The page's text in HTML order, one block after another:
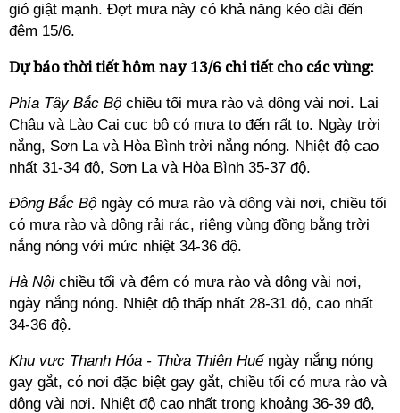
gió giật mạnh. Đợt mưa này có khả năng kéo dài đến
đêm 15/6.
Dự báo thời tiết hôm nay 13/6 chi tiết cho các vùng:
Phía Tây Bắc Bộ chiều tối mưa rào và dông vài nơi. Lai
Châu và Lào Cai cục bộ có mưa to đến rất to. Ngày trời
nắng, Sơn La và Hòa Bình trời nắng nóng. Nhiệt độ cao
nhất 31-34 độ, Sơn La và Hòa Bình 35-37 độ.
Đông Bắc Bộ ngày có mưa rào và dông vài nơi, chiều tối
có mưa rào và dông rải rác, riêng vùng đồng bằng trời
nắng nóng với mức nhiệt 34-36 độ.
Hà Nội chiều tối và đêm có mưa rào và dông vài nơi,
ngày nắng nóng. Nhiệt độ thấp nhất 28-31 độ, cao nhất
34-36 độ.
Khu vực Thanh Hóa - Thừa Thiên Huếngày nắng nóng
gay gắt, có nơi đặc biệt gay gắt, chiều tối có mưa rào và
dông vài nơi. Nhiệt độ cao nhất trong khoảng 36-39 độ,